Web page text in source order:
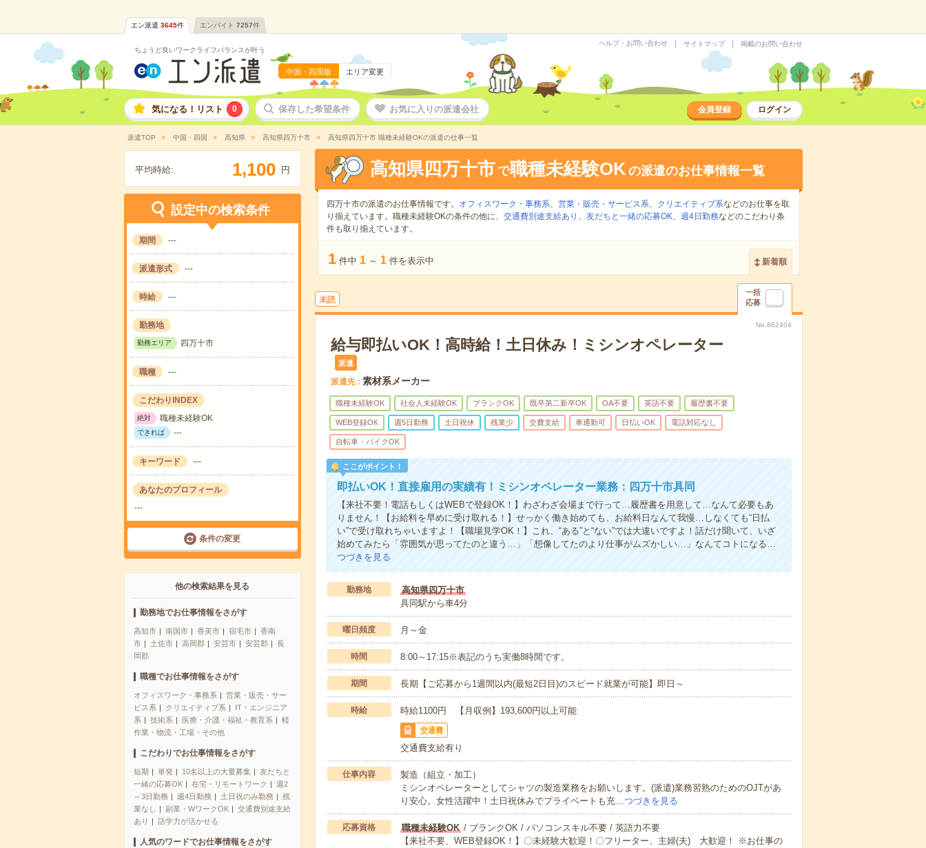
エン派遣 3645件 エンバイト 7257件
ちょうど良いワークライフバランスが叶う
中国・四国版 エリア変更
ヘルプ・お問い合わせ サイトマップ 掲載のお問い合わせ
気になる！リスト 0 保存した希望条件 お気に入りの派遣会社 会員登録 ログイン
派遣TOP 中国・四国 高知県 高知県四万十市 高知県四万十市 職種未経験OKの派遣の仕事一覧
平均時給: 1,100 円
設定中の検索条件
期間 ---
派遣形式 ---
時給 ---
勤務地
勤務エリア 四万十市
職種 ---
こだわりINDEX
絶対 職種未経験OK
できれば ---
キーワード ---
あなたのプロフィール
---
条件の変更
他の検索結果を見る
勤務地でお仕事情報をさがす
高知市 南国市 香美市 宿毛市
香南
市
土佐市 高岡郡 安芸市 安芸郡
長
岡郡
職種でお仕事情報をさがす
オフィスワーク・事務系
営業・販売・サー
ビス系
クリエイティブ系
IT・エンジニア
系
技術系 医療・介護・福祉・教育系
軽
作業・物流・工場・その他
こだわりでお仕事情報をさがす
短期 単発 10名以上の大量募集
友だちと
一緒の応募OK
在宅・リモートワーク
週2
～3日勤務
週4日勤務 土日祝のみ勤務
残
業なし
副業・WワークOK
交通費別途支給
あり
語学力が活かせる
人気のワードでお仕事情報をさがす
高知県四万十市 で職種未経験OKの派遣のお仕事情報一覧
四万十市の派遣のお仕事情報です。 オフィスワーク・事務系、 営業・販売・サービス系、 クリエイティブ系などのお仕事を取
り揃えています。職種未経験OKの条件の他に、 交通費別途支給あり 、 友だちと一緒の応募OK、 週4日勤務などのこだわり条
件も取り揃えています。
1 件中 1 ～ 1 件を表示中 新着順
未読
一括
応募
No.862404
給与即払いOK！高時給！土日休み！ミシンオペレーター
派遣
派遣先 素材系メーカー
職種未経験OK 社会人未経験OK ブランクOK 既卒第二新卒OK OA不要 英語不要 履歴書不要
WEB登録OK 週5日勤務 土日祝休 残業少 交費支給 車通勤可 日払いOK 電話対応なし
自転車・バイクOK
ここがポイント！
即払いOK！直接雇用の実績有！ミシンオペレーター業務：四万十市具同
【来社不要！電話もしくはWEBで登録OK！】わざわざ会場まで行って…履歴書を用意して…なんて必要もあ
りません！【お給料を早めに受け取れる！】せっかく働き始めても、お給料日なんて我慢…しなくても“日払
い”で受け取れちゃいますよ！【職場見学OK！】これ、“ある”と“ない”では大違いですよ！話だけ聞いて、いざ
始めてみたら「雰囲気が思ってたのと違う…」「想像してたのより仕事がムズかしい…」なんてコトになる…
つづきを見る
勤務地
高知県四万十市
具同駅から車4分
曜日頻度 月～金
時間 8:00～17:15※表記のうち実働8時間です。
期間 長期【ご応募から1週間以内(最短2日目)のスピード就業が可能】即日～
時給 時給1100円 【月収例】193,600円以上可能
交通費
交通費支給有り
仕事内容
製造（組立・加工）
ミシンオペレーターとしてシャツの製造業務をお願いします。(派遣)業務習熟のためのOJTがあ
り安心。女性活躍中！土日祝休みでプライベートも充…つづきを見る
応募資格 職種未経験OK/ ブランクOK / パソコンスキル不要 / 英語力不要
【来社不要、WEB登録OK！】〇未経験大歓迎！〇フリーター、主婦(夫) 大歓迎！ ※お仕事の